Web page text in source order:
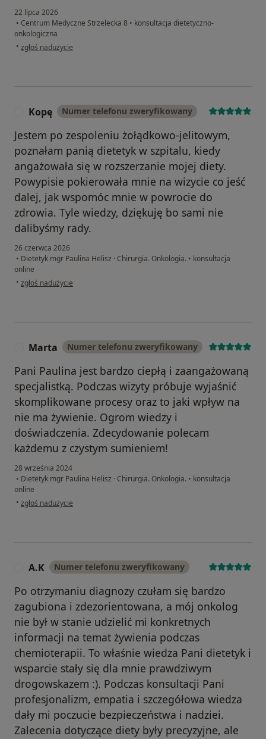
22 lipca 2026
• Centrum Medyczne Strzelecka 8 • konsultacja dietetyczno-
onkologiczna
• w opinii użytkownika Renia
zgłoś nadużycie
Kopę Numer telefonu zweryfikowany
Jestem po zespoleniu żołądkowo-jelitowym,
poznałam panią dietetyk w szpitalu, kiedy
angażowała się w rozszerzanie mojej diety.
Powypisie pokierowała mnie na wizycie co jeść
dalej, jak wspomóc mnie w powrocie do
zdrowia. Tyle wiedzy, dziękuję bo sami nie
dalibyśmy rady.
26 czerwca 2026
• Dietetyk mgr Paulina Helisz · Chirurgia. Onkologia. • konsultacja
online
• w opinii użytkownika Kopę
zgłoś nadużycie
Marta Numer telefonu zweryfikowany
Pani Paulina jest bardzo ciepłą i zaangażowaną
specjalistką. Podczas wizyty próbuje wyjaśnić
skomplikowane procesy oraz to jaki wpływ na
nie ma żywienie. Ogrom wiedzy i
doświadczenia. Zdecydowanie polecam
każdemu z czystym sumieniem!
28 września 2024
• Dietetyk mgr Paulina Helisz · Chirurgia. Onkologia. • konsultacja
online
• w opinii użytkownika Marta
zgłoś nadużycie
A.K Numer telefonu zweryfikowany
Po otrzymaniu diagnozy czułam się bardzo
zagubiona i zdezorientowana, a mój onkolog
nie był w stanie udzielić mi konkretnych
informacji na temat żywienia podczas
chemioterapii. To właśnie wiedza Pani dietetyk i
wsparcie stały się dla mnie prawdziwym
drogowskazem :). Podczas konsultacji Pani
profesjonalizm, empatia i szczegółowa wiedza
dały mi poczucie bezpieczeństwa i nadziei.
Zalecenia dotyczące diety były precyzyjne, ale